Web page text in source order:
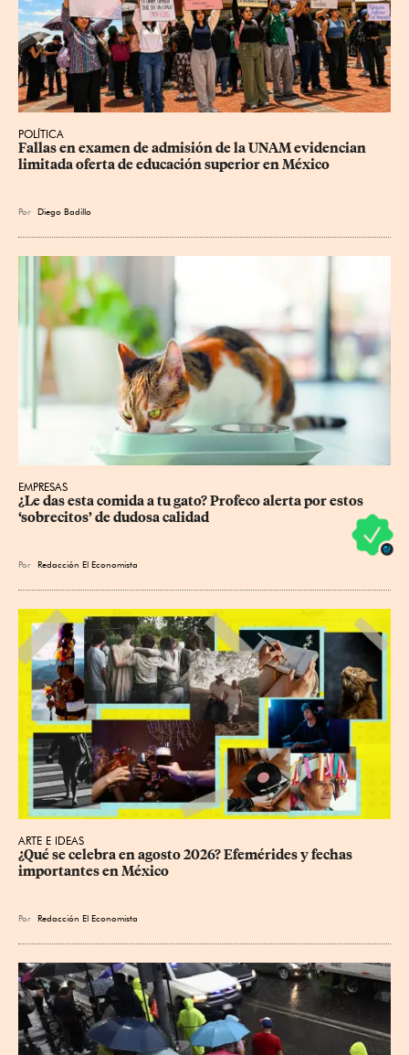
POLÍTICA
Fallas en examen de admisión de la UNAM evidencian
limitada oferta de educación superior en México
Por Diego Badillo
EMPRESAS
¿Le das esta comida a tu gato? Profeco alerta por estos
‘sobrecitos’ de dudosa calidad
Por Redacción El Economista
ARTE E IDEAS
¿Qué se celebra en agosto 2026? Efemérides y fechas
importantes en México
Por Redacción El Economista